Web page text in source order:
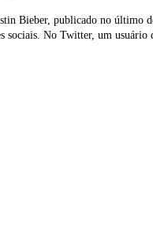
Bieber, publicado no último
sociais. No Twitter, um usuário